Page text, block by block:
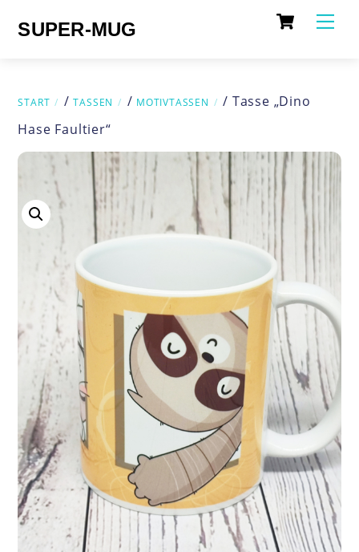
Cart
SUPER-MUG
START /TASSEN / MOTIVTASSEN
/ Tasse „Dino
Hase Faultier“